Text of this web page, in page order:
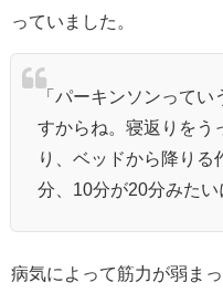
っていました。
「パーキンソンって
すからね。寝返りをう
り、ベッドから降り
分、10分が20分みたい
病気によって筋力が弱ま